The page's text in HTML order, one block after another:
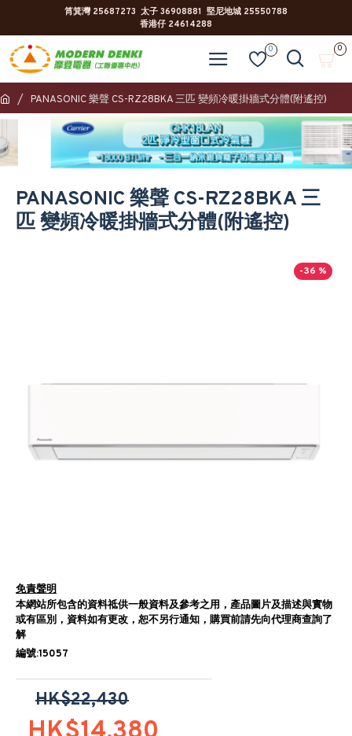
筲箕灣 25687273 太子 36908881 堅尼地城 25550788
香港仔 24614288
0 0
PANASONIC 樂聲 CS-RZ28BKA 三匹 變頻冷暖掛牆式分體(附遙控)
PANASONIC 樂聲 CS-RZ28BKA 三
匹 變頻冷暖掛牆式分體(附遙控)
-36 %
免責聲明
本網站所包含的資料祗供一般資料及參考之用，產品圖片及描述與實物
或有區別，資料如有更改，恕不另行通知，購買前請先向代理商查詢了
解
編號:15057
HK$22,430